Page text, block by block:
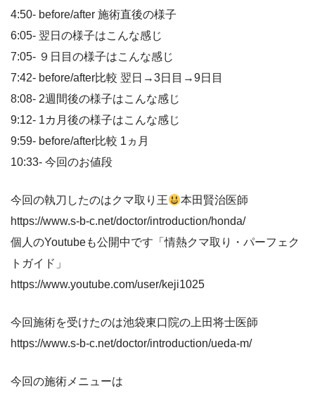
4:50- before/after 施術直後の様子
6:05- 翌日の様子はこんな感じ
7:05- ９日目の様子はこんな感じ
7:42- before/after比較 翌日→3日目→9日目
8:08- 2週間後の様子はこんな感じ
9:12- 1カ月後の様子はこんな感じ
9:59- before/after比較 1ヵ月
10:33- 今回のお値段
今回の執刀したのはクマ取り王
本田賢治医師
https://www.s-b-c.net/doctor/introduction/honda/
個人のYoutubeも公開中です「情熱クマ取り・パーフェク
トガイド」
https://www.youtube.com/user/keji1025
今回施術を受けたのは池袋東口院の上田将士医師
https://www.s-b-c.net/doctor/introduction/ueda-m/
今回の施術メニューは